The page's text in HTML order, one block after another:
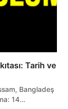
Tarih ve
Bangladeş
14…